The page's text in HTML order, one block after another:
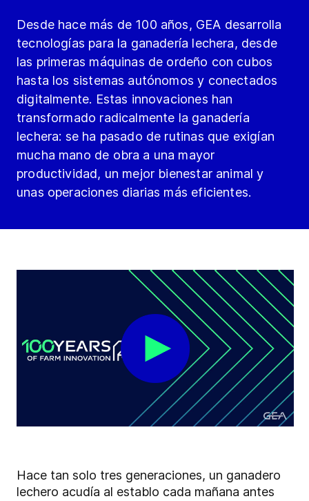
Desde hace más de 100 años, GEA desarrolla
tecnologías para la ganadería lechera, desde
las primeras máquinas de ordeño con cubos
hasta los sistemas autónomos y conectados
digitalmente. Estas innovaciones han
transformado radicalmente la ganadería
lechera: se ha pasado de rutinas que exigían
mucha mano de obra a una mayor
productividad, un mejor bienestar animal y
unas operaciones diarias más eficientes.
Hace tan solo tres generaciones, un ganadero
lechero acudía al establo cada mañana antes